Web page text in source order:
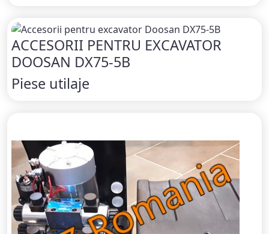
ACCESORII PENTRU EXCAVATOR
DOOSAN DX75-5B
Piese utilaje